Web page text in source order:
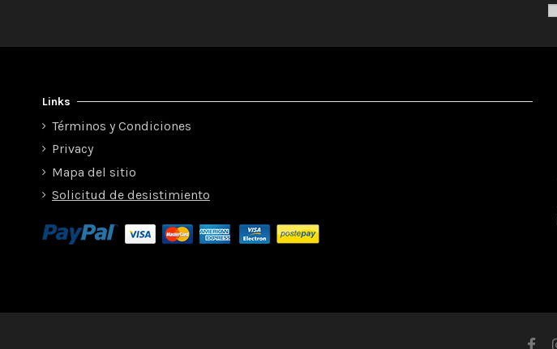
Links
Términos y Condiciones
Privacy
Mapa del sitio
Solicitud de desistimiento